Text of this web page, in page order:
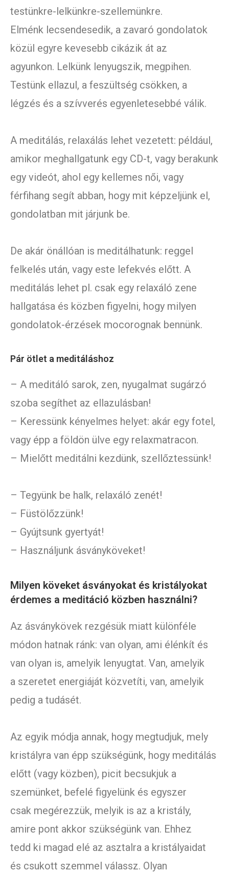
testünkre-lelkünkre-szellemünkre.
Elménk lecsendesedik, a zavaró gondolatok
közül egyre kevesebb cikázik át az
agyunkon. Lelkünk lenyugszik, megpihen.
Testünk ellazul, a feszültség csökken, a
légzés és a szívverés egyenletesebbé válik.
A meditálás, relaxálás lehet vezetett: például,
amikor meghallgatunk egy CD-t, vagy berakunk
egy videót, ahol egy kellemes női, vagy
férfihang segít abban, hogy mit képzeljünk el,
gondolatban mit járjunk be.
De akár önállóan is meditálhatunk: reggel
felkelés után, vagy este lefekvés előtt. A
meditálás lehet pl. csak egy relaxáló zene
hallgatása és közben figyelni, hogy milyen
gondolatok-érzések mocorognak bennünk.
Pár ötlet a meditáláshoz
– A meditáló sarok, zen, nyugalmat sugárzó
szoba segíthet az ellazulásban!
– Keressünk kényelmes helyet: akár egy fotel,
vagy épp a földön ülve egy relaxmatracon.
– Mielőtt meditálni kezdünk, szellőztessünk!
– Tegyünk be halk, relaxáló zenét!
– Füstölőzzünk!
– Gyújtsunk gyertyát!
– Használjunk ásványköveket!
Milyen köveket ásványokat és kristályokat
érdemes a meditáció közben használni?
Az ásványkövek rezgésük miatt különféle
módon hatnak ránk: van olyan, ami élénkít és
van olyan is, amelyik lenyugtat. Van, amelyik
a szeretet energiáját közvetíti, van, amelyik
pedig a tudásét.
Az egyik módja annak, hogy megtudjuk, mely
kristályra van épp szükségünk, hogy meditálás
előtt (vagy közben), picit becsukjuk a
szemünket, befelé figyelünk és egyszer
csak megérezzük, melyik is az a kristály,
amire pont akkor szükségünk van. Ehhez
tedd ki magad elé az asztalra a kristályaidat
és csukott szemmel válassz. Olyan